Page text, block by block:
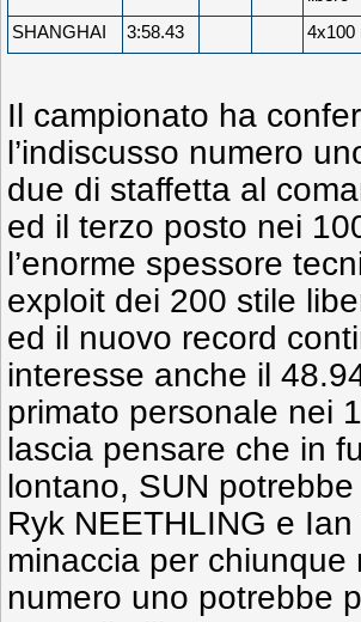
SHANGHAI
3:58.43 4x100
Il campionato ha
l’indiscusso numero
due di staffetta al
ed il terzo posto nei
l’enorme spessore
exploit dei 200 stile
ed il nuovo record
interesse anche il
primato personale nei
lascia pensare che in
lontano, SUN
Ryk NEETHLING e
minaccia per
numero uno potrebbe